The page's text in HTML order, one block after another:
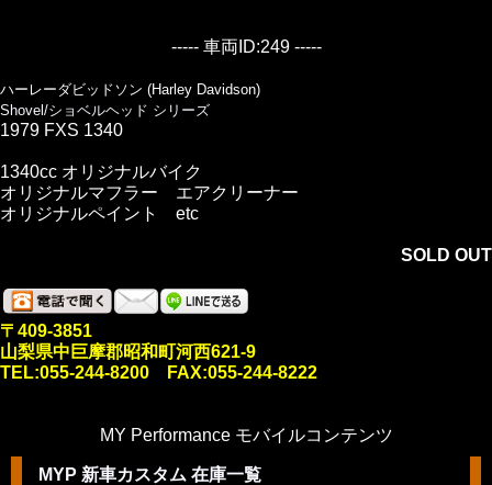
----- 車両ID:249 -----
ハーレーダビッドソン (Harley Davidson)
Shovel/ショベルヘッド シリーズ
1979 FXS 1340
1340cc オリジナルバイク
オリジナルマフラー エアクリーナー
オリジナルペイント etc
SOLD OUT
〒409-3851
山梨県中巨摩郡昭和町河西621-9
TEL:055-244-8200 FAX:055-244-8222
MY Performance モバイルコンテンツ
MYP 新車カスタム 在庫一覧